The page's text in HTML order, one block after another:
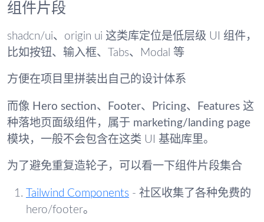
组件片段
shadcn/ui、origin ui 这类库定位是低层级 UI 组件，
比如按钮、输入框、Tabs、Modal 等
方便在项目里拼装出自己的设计体系
而像 Hero section、Footer、Pricing、Features 这
种落地页面级组件，属于 marketing/landing page
模块，一般不会包含在这类 UI 基础库里。
为了避免重复造轮子，可以看一下组件片段集合
Tailwind Components - 社区收集了各种免费的
hero/footer。